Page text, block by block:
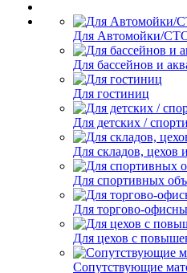
Для Автомойки/
Для бассейнов и
Для гостиниц
Для детских /
Для складов, цехов
Для спортивных
Для торгово-
Для цехов с
Сопутствующие